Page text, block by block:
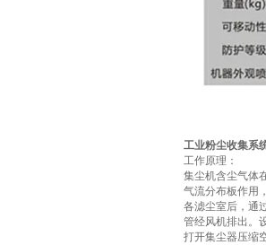
工业粉尘收集系
工作原理：
集尘机含尘气体
气流分布板作用
各滤尘室后，通
管经风机排出。
打开集尘器压缩